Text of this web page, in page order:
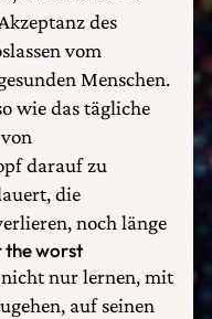
des
vom
Menschen.
wie das tägliche
darauf zu
die
noch länge
the worst
nur lernen, mit
auf seinen